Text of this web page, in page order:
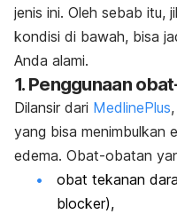
jenis ini. Oleh sebab itu,
kondisi di bawah, bisa
Anda alami.
1. Penggunaan
Dilansir dari MedlinePlus
yang bisa menimbulkan
edema. Obat-obatan
obat tekanan
blocker),